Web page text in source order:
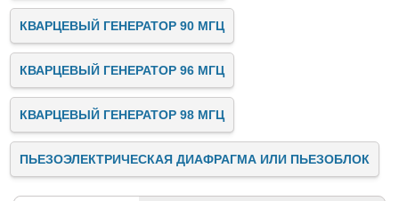
КВАРЦЕВЫЙ ГЕНЕРАТОР 90 МГЦ
КВАРЦЕВЫЙ ГЕНЕРАТОР 96 МГЦ
КВАРЦЕВЫЙ ГЕНЕРАТОР 98 МГЦ
ПЬЕЗОЭЛЕКТРИЧЕСКАЯ ДИАФРАГМА ИЛИ ПЬЕЗОБЛОК